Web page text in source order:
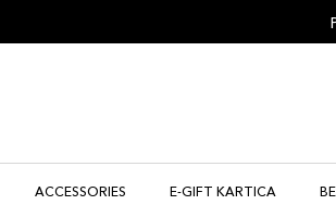
ACCESSORIES E-GIFT KARTICA